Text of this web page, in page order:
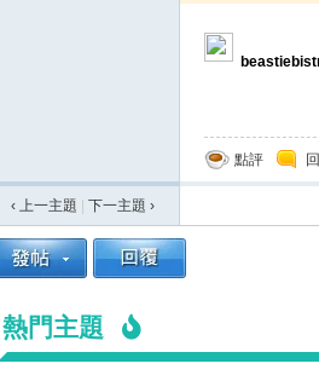
點評
‹ 上一主題 下一主題 ›
熱門主題